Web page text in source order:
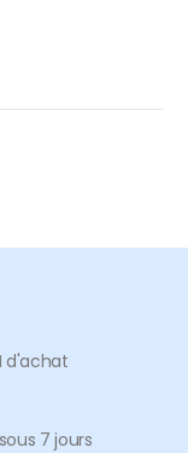
d'achat
7 jours